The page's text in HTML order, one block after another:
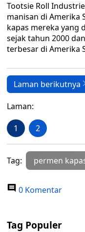
Tootsie Roll
manisan di Amerika
kapas mereka yang
sejak tahun 2000
terbesar di Amerika
Laman berikutnya
Laman:
1 2
Tag: permen
0 Komentar
Tag Populer